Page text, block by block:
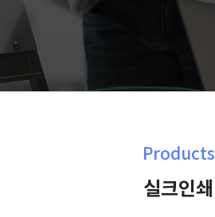
Products
실크인쇄